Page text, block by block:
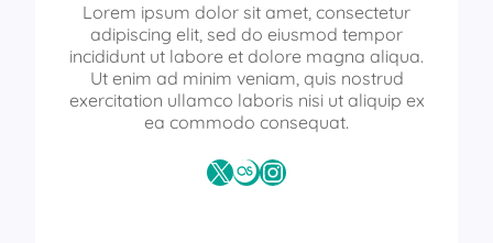
Lorem ipsum dolor sit amet, consectetur
adipiscing elit, sed do eiusmod tempor
incididunt ut labore et dolore magna aliqua.
Ut enim ad minim veniam, quis nostrud
exercitation ullamco laboris nisi ut aliquip ex
ea commodo consequat.
X Last.fmInstagram